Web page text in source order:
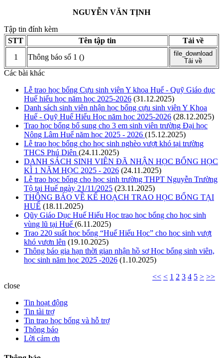
NGUYỄN VĂN TỊNH
Tập tin đính kèm
STT
Tên tập tin
Tải về
1
Thông báo số 1 ()
file_download
Tải về
Các bài khác
Lễ trao học bổng Cựu sinh viên Y khoa Huế - Quỹ Giáo dục
Huế hiếu học năm học 2025-2026 (31.12.2025)
Danh sách sinh viên nhận học bổng cựu sinh viên Y Khoa
Huế - Quỹ Huế Hiếu Học năm học 2025-2026 (28.12.2025)
Trao học bổng bổ sung cho 3 em sinh viên trường Đại học
Nông Lâm Huế năm học 2025 - 2026 (15.12.2025)
Lễ trao học bổng cho học sinh nghèo vượt khó tại trường
THCS Phú Diên (24.11.2025)
DANH SÁCH SINH VIÊN ĐÃ NHẬN HỌC BỔNG HỌC
KÌ 1 NĂM HỌC 2025 - 2026 (24.11.2025)
Lễ trao học bổng cho học sinh trường THPT Nguyễn Trường
Tộ tại Huế ngày 21/11/2025 (23.11.2025)
THÔNG BÁO VỀ KẾ HOẠCH TRAO HỌC BỔNG TẠI
HUẾ (18.11.2025)
Qũy Giáo Dục Huế Hiếu Học trao học bổng cho học sinh
vùng lũ tại Huế (6.11.2025)
Trao 220 suất học bổng “Huế Hiếu Học” cho học sinh vượt
khó vươn lên (19.10.2025)
Thông báo gia hạn thời gian nhận hồ sơ Học bổng sinh viên,
học sinh năm học 2025 -2026 (1.10.2025)
<< < 1 2 3 4 5 > >>
close
Tin hoạt động
Tin tài trợ
Tin trao học bổng và hỗ trợ
Thông báo
Lời cảm ơn